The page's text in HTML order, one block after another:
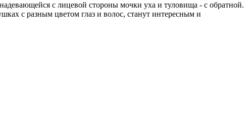
с лицевой стороны мочки уха и туловища - с обратной.
с разным цветом глаз и волос, станут интересным и